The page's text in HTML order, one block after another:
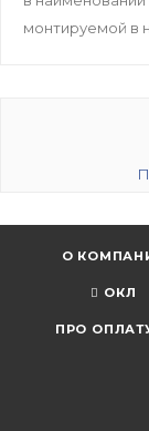
монтируемой в
О
ОКЛ
ПРО